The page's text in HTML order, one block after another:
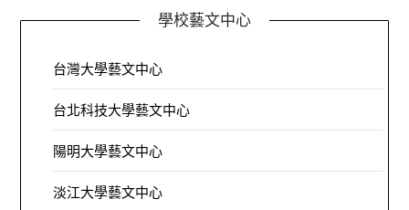
學校藝文中心
台灣大學藝文中心
台北科技大學藝文中心
陽明大學藝文中心
淡江大學藝文中心